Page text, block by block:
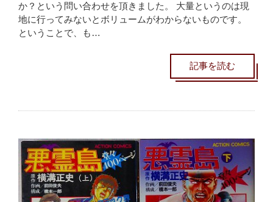
か？という問い合わせを頂きました。 大量というのは現
地に行ってみないとボリュームがわからないものです。
ということで、も…
記事を読む